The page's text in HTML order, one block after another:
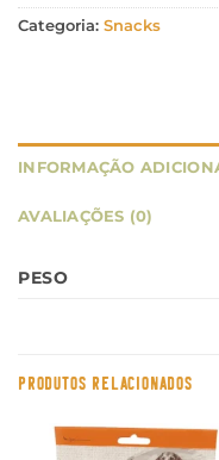
Categoria: Snacks
INFORMAÇÃO
AVALIAÇÕES (0)
PESO
PRODUTOS RELACIONADOS